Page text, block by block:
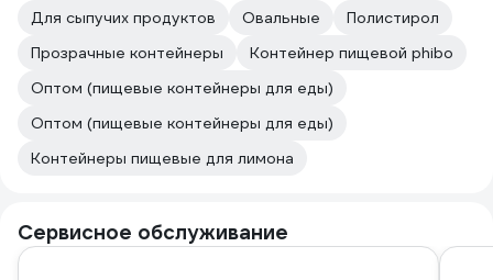
Для сыпучих продуктов Овальные
Полистирол
Прозрачные контейнеры
Контейнер пищевой phibo
Оптом (пищевые контейнеры для еды)
Оптом (пищевые контейнеры для еды)
Контейнеры пищевые для лимона
Сервисное обслуживание